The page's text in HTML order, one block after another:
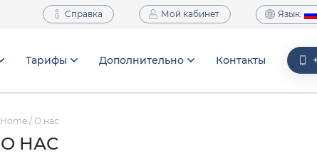
Справка Мой кабинет Язык:
Тарифы Дополнительно Контакты
Home/ О нас
О НАС